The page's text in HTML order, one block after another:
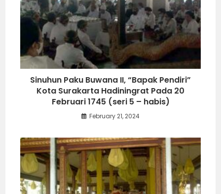
Sinuhun Paku Buwana II, “Bapak Pendiri”
Kota Surakarta Hadiningrat Pada 20
Februari 1745 (seri 5 – habis)
February 21, 2024